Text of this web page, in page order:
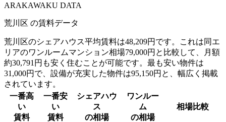
ARAKAWAKU DATA
荒川区 の賃料データ
荒川区のシェアハウス平均賃料は48,209円です。これは同エ
リアのワンルームマンション相場79,000円と比較して、月額
約30,791円も安く住むことが可能です。最も安い物件は
31,000円で、設備が充実した物件は95,150円と、幅広く掲載
されています。
一番高
い
賃料
一番安
い
賃料
シェアハウ
ス
の相場
ワンルー
ム
の相場
相場比較